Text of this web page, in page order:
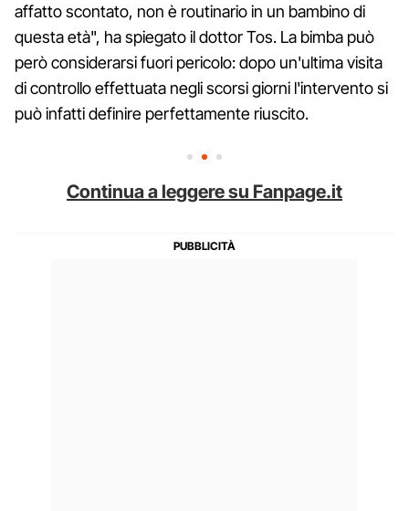
affatto scontato, non è routinario in un bambino di
questa età", ha spiegato il dottor Tos. La bimba può
però considerarsi fuori pericolo: dopo un'ultima visita
di controllo effettuata negli scorsi giorni l'intervento si
può infatti definire perfettamente riuscito.
Continua a leggere su Fanpage.it